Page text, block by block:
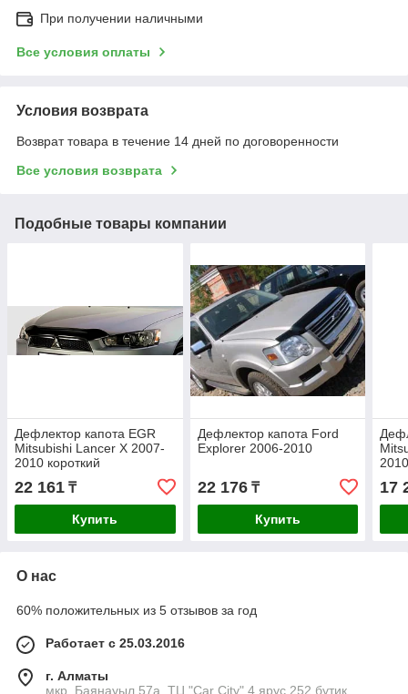
При получении наличными
Все условия оплаты
Условия возврата
Возврат товара в течение 14 дней по договоренности
Все условия возврата
Подобные товары компании
Дефлектор капота EGR
Mitsubishi Lancer X 2007-
2010 короткий
22 161 ₸
Купить
Дефлектор капота Ford
Explorer 2006-2010
22 176₸
Купить
17
О нас
60% положительных из 5 отзывов за год
Работает с 25.03.2016
г. Алматы
мкр. Баянауыл 57а, ТЦ "Car Сity" 4 ярус 252 бутик,